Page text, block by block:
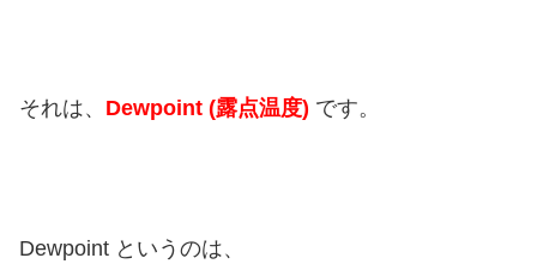
それは、 Dewpoint (露点温度) です。
Dewpoint というのは、